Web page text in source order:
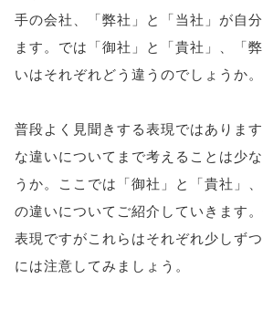
手の会社、「弊社」と「当社」が自
ます。では「御社」と「貴社」、「
いはそれぞれどう違うのでしょうか。
普段よく見聞きする表現ではありま
な違いについてまで考えることは少
うか。ここでは「御社」と「貴社」
の違いについてご紹介していきます
表現ですがこれらはそれぞれ少しず
には注意してみましょう。